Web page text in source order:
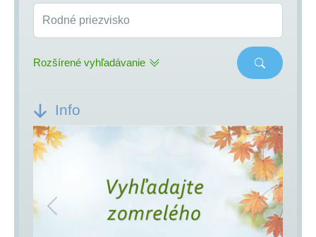
Rodné priezvisko
Rozšírené vyhľadávanie
Info
Previous Next